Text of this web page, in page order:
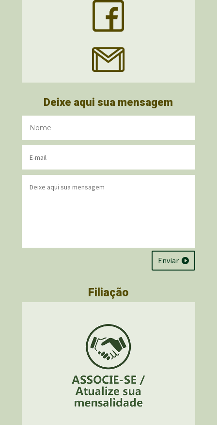
Deixe aqui sua mensagem
Enviar
Filiação